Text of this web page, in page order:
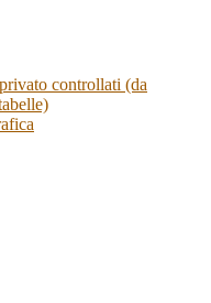
controllati (da